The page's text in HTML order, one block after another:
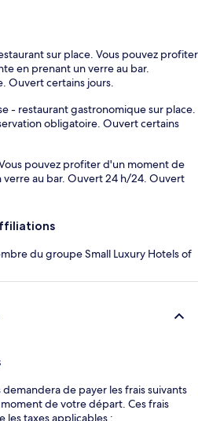
sur place. Vous pouvez profiter
en prenant un verre au bar.
Ouvert certains jours.
- restaurant gastronomique sur place.
obligatoire. Ouvert certains
pouvez profiter d'un moment de
au bar. Ouvert 24 h/24. Ouvert
du groupe Small Luxury Hotels of
de payer les frais suivants
de votre départ. Ces frais
taxes applicables :